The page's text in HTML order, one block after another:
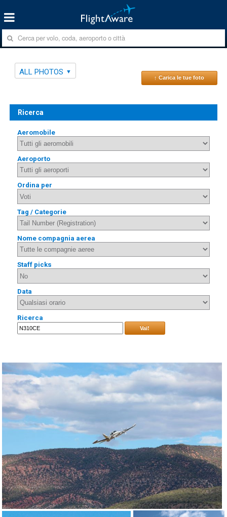
ALL PHOTOS
↑ Carica le tue foto
Ricerca
Aeromobile
Aeroporto
Ordina per
Tag / Categorie
Nome compagnia aerea
Staff picks
Data
Ricerca
Vai!